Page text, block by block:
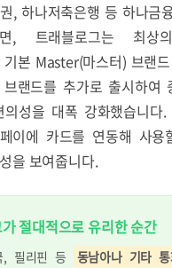
, 하나저축은행 등 하나금
, 트래블로그는 최상
기본 Master(마스터) 브랜
랜드를 추가로 출시하여
성을 대폭 강화했습니다
이에 카드를 연동해 사용
을 보여줍니다.
절대적으로 유리한 순간
, 필리핀 등 동남아나 기타